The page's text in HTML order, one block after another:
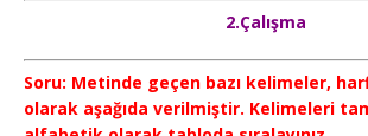
2.Çalışma
Soru: Metinde geçen bazı kelimeler,
olarak aşağıda verilmiştir. Kelimeleri